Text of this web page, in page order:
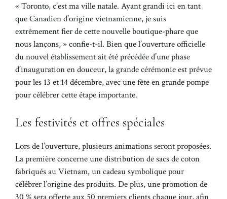
« Toronto, c’est ma ville natale. Ayant grandi ici en tant
que Canadien d’origine vietnamienne, je suis
extrêmement fier de cette nouvelle boutique-phare que
nous lançons, » confie-t-il. Bien que l’ouverture officielle
du nouvel établissement ait été précédée d’une phase
d’inauguration en douceur, la grande cérémonie est prévue
pour les 13 et 14 décembre, avec une fête en grande pompe
pour célébrer cette étape importante.
Les festivités et offres spéciales
Lors de l’ouverture, plusieurs animations seront proposées.
La première concerne une distribution de sacs de coton
fabriqués au Vietnam, un cadeau symbolique pour
célébrer l’origine des produits. De plus, une promotion de